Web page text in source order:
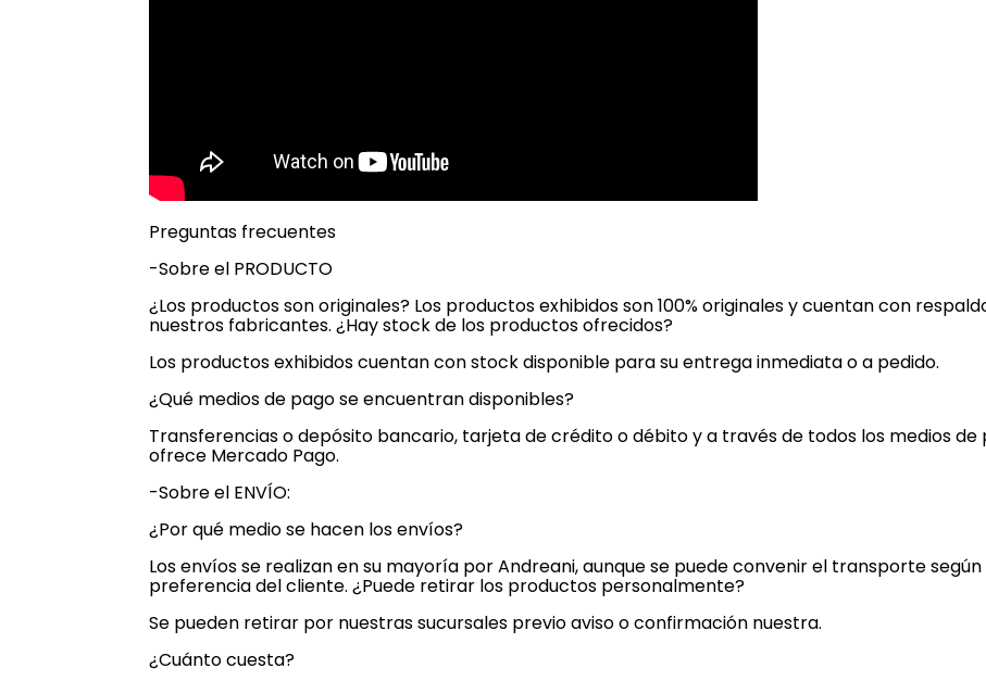
Preguntas frecuentes
-Sobre el PRODUCTO
¿Los productos son originales? Los productos exhibidos son 100% originales y cuentan con
nuestros fabricantes. ¿Hay stock de los productos ofrecidos?
Los productos exhibidos cuentan con stock disponible para su entrega inmediata o a pedido.
¿Qué medios de pago se encuentran disponibles?
Transferencias o depósito bancario, tarjeta de crédito o débito y a través de todos los medios de
ofrece Mercado Pago.
-Sobre el ENVÍO:
¿Por qué medio se hacen los envíos?
Los envíos se realizan en su mayoría por Andreani, aunque se puede convenir el transporte
preferencia del cliente. ¿Puede retirar los productos personalmente?
Se pueden retirar por nuestras sucursales previo aviso o confirmación nuestra.
¿Cuánto cuesta?